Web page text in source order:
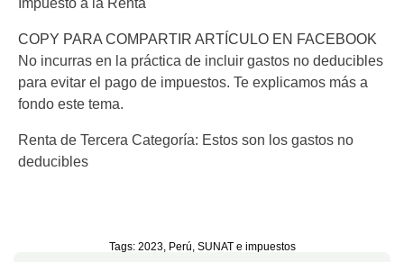
COPY PARA COMPARTIR ARTÍCULO EN FACEBOOK
No incurras en la práctica de incluir gastos no deducibles
para evitar el pago de impuestos. Te explicamos más a
fondo este tema.
Renta de Tercera Categoría: Estos son los gastos no
deducibles
Tags: 2023, Perú, SUNAT e impuestos